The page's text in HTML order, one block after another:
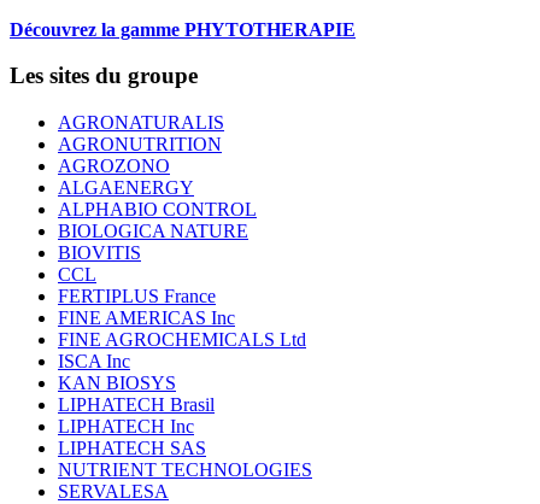
Découvrez la gamme PHYTOTHERAPIE
Les sites du groupe
AGRONATURALIS
AGRONUTRITION
AGROZONO
ALGAENERGY
ALPHABIO CONTROL
BIOLOGICA NATURE
BIOVITIS
CCL
FERTIPLUS France
FINE AMERICAS Inc
FINE AGROCHEMICALS Ltd
ISCA Inc
KAN BIOSYS
LIPHATECH Brasil
LIPHATECH Inc
LIPHATECH SAS
NUTRIENT TECHNOLOGIES
SERVALESA